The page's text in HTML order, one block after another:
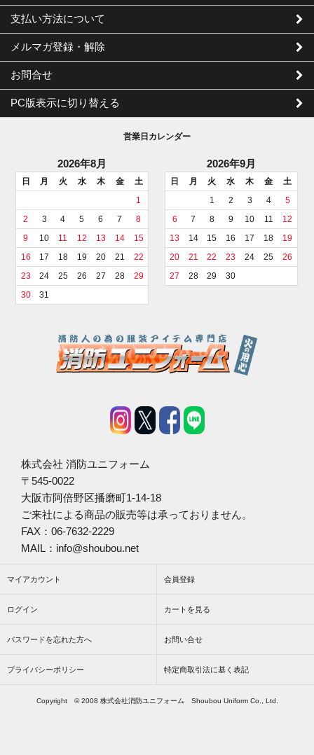
支払い方法について
メルマガ登録・解除
お問合せ
PC版表示に切り替える
営業日カレンダー
2026年8月
日 月 火 水 木 金
土
1
2
3 4 5 6 7
8
9
10 11 12 13 14
15
16
17 18 19 20 21
22
23
24 25 26 27 28
29
30
31
2026年9月
日 月 火 水 木 金
土
1
2 3 4
5
6
7 8 9 10 11
12
13
14 15 16 17 18
19
20
21 22 23 24 25
26
27
28 29 30
株式会社 消防ユニフォーム
〒545-0022
大阪市阿倍野区播磨町1-14-18
ご来社による商品の販売等は承っておりません。
FAX：06-7632-2229
MAIL：info@shoubou.net
マイアカウント 会員登録
ログイン カートを見る
パスワードを忘れた方へ お問い合せ
プライバシーポリシー 特定商取引法に基く表記
Copyright © 2008 株式会社消防ユニフォーム Shoubou Uniform Co., Ltd.